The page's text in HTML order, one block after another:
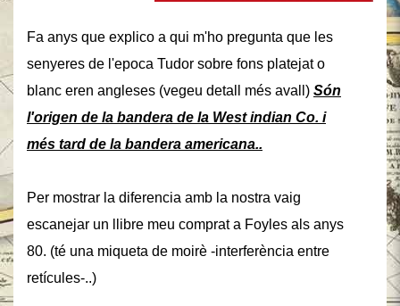
Fa anys que explico a qui m'ho pregunta que les
senyeres de l'epoca Tudor sobre fons platejat o
blanc eren angleses (vegeu detall més avall) Són
l'origen de la bandera de la West indian Co. i
més tard de la bandera americana..
Per mostrar la diferencia amb la nostra vaig
escanejar un llibre meu comprat a Foyles als anys
80. (té una miqueta de moirè -interferència entre
retícules-..)